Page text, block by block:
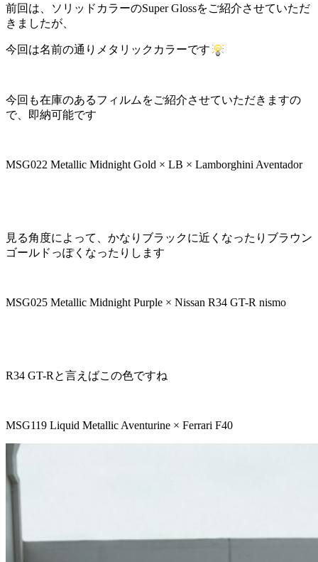
前回は、ソリッドカラーのSuper Glossをご紹介させていただ
きましたが、
今回は名前の通りメタリックカラーです
今回も在庫のあるフィルムをご紹介させていただきますの
で、即納可能です
MSG022 Metallic Midnight Gold × LB × Lamborghini Aventador
見る角度によって、かなりブラックに近くなったりブラウン
ゴールドっぽくなったりします
MSG025 Metallic Midnight Purple × Nissan R34 GT-R nismo
R34 GT-Rと言えばこの色ですね
MSG119 Liquid Metallic Aventurine × Ferrari F40